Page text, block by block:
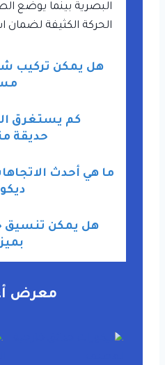
البصرية بينما يوضع
الحركة الكثيفة لضمان
هل يمكن تركيب
كم يستغرق
حديقة
ما هي أحدث
هل يمكن تنسيق
معرض